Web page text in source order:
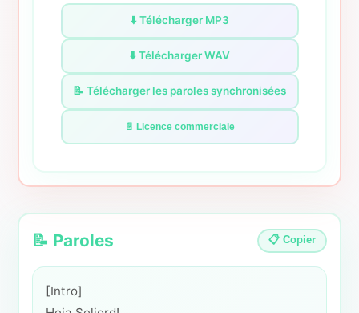
⬇️ Télécharger MP3
⬇️ Télécharger WAV
📝 Télécharger les paroles synchronisées
📄 Licence commerciale
📝 Paroles 📋 Copier
[Intro]